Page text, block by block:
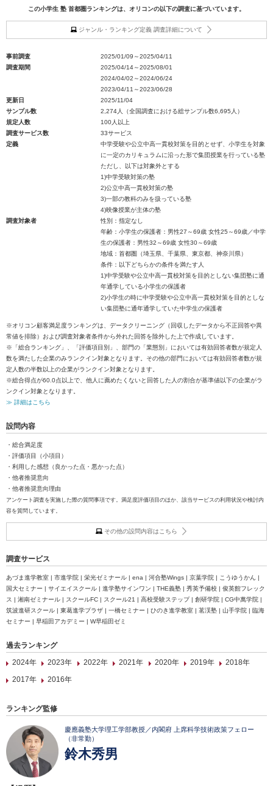
この小学生 塾 首都圏ランキングは、オリコンの以下の調査に基づいています。
ジャンル・ランキング定義 調査詳細について
事前調査
2025/01/09～2025/04/11
調査期間
2025/04/14～2025/08/01
2024/04/02～2024/06/24
2023/04/11～2023/06/28
更新日
2025/11/04
サンプル数
2,274人（全国調査における総サンプル数6,695人）
規定人数
100人以上
調査サービス数
33サービス
定義
中学受験や公立中高一貫校対策を目的とせず、小学生を対象
に一定のカリキュラムに沿った形で集団授業を行っている塾
ただし、以下は対象外とする
1)中学受験対策の塾
2)公立中高一貫校対策の塾
3)一部の教科のみを扱っている塾
4)映像授業が主体の塾
調査対象者
性別：指定なし
年齢：小学生の保護者：男性27～69歳 女性25～69歳／中学
生の保護者：男性32～69歳 女性30～69歳
地域：首都圏（埼玉県、千葉県、東京都、神奈川県）
条件：以下どちらかの条件を満たす人
1)中学受験や公立中高一貫校対策を目的としない集団塾に通
年通学している小学生の保護者
2)小学生の時に中学受験や公立中高一貫校対策を目的としな
い集団塾に通年通学していた中学生の保護者
※オリコン顧客満足度ランキングは、データクリーニング（回収したデータから不正回答や異
常値を排除）および調査対象者条件から外れた回答を除外した上で作成しています。
※「総合ランキング」、「評価項目別」、部門の「業態別」においては有効回答者数が規定人
数を満たした企業のみランクイン対象となります。その他の部門においては有効回答者数が規
定人数の半数以上の企業がランクイン対象となります。
※総合得点が60.0点以上で、他人に薦めたくないと回答した人の割合が基準値以下の企業がラ
ンクイン対象となります。
≫ 詳細はこちら
設問内容
・総合満足度
・評価項目（小項目）
・利用した感想（良かった点・悪かった点）
・他者推奨意向
・他者推奨意向理由
アンケート調査を実施した際の質問事項です。満足度評価項目のほか、該当サービスの利用状況や検討内
容を質問しています。
その他の設問内容はこちら
調査サービス
あづま進学教室 | 市進学院 | 栄光ゼミナール | ena | 河合塾Wings | 京葉学院 | こうゆうかん |
国大セミナー | サイエイスクール | 進学塾サインワン | THE義塾 | 秀英予備校 | 俊英館フレック
ス | 湘南ゼミナール | スクールFC | スクール21 | 高校受験ステップ | 創研学院 | CG中萬学院 |
筑波進研スクール | 東葛進学プラザ | 一橋セミナー | ひのき進学教室 | 茗渓塾 | 山手学院 | 臨海
セミナー | 早稲田アカデミー | W早稲田ゼミ
過去ランキング
2024年
2023年 2022年 2021年 2020年 2019年
2018年
2017年
2016年
ランキング監修
慶應義塾大学理工学部教授／内閣府 上席科学技術政策フェロー
（非常勤）
鈴木秀男